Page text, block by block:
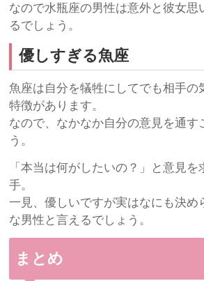
なので水瓶座の男性は意外と彼女思
るでしょう。
優しすぎる魚座
魚座は自分を犠牲にしてでも相手の
特徴があります。
なので、なかなか自分の意見を通す
う。
「本当は何がしたいの？」と意見
手。
一見、優しいですが実はなにも決め
な男性と言えるでしょう。
まとめ